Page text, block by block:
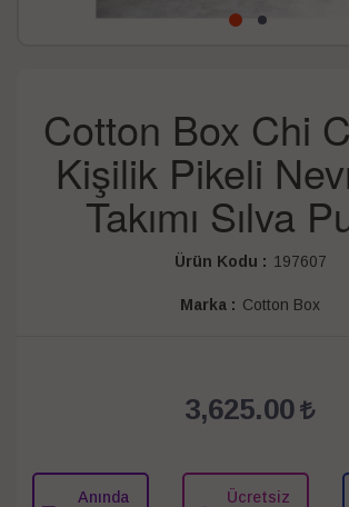
Cotton Box Chi
Kişilik Pikeli
Takımı Sılva
Ürün Kodu : 197607
Marka : Cotton Box
3,625.00
Anında
Ücretsiz